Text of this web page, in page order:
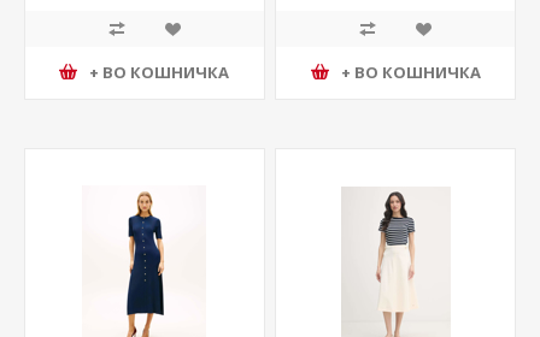
+ ВО КОШНИЧКА + ВО КОШНИЧКА